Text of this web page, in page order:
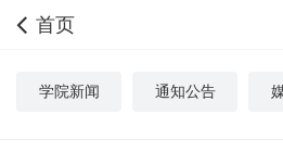
首页
学院新闻 通知公告